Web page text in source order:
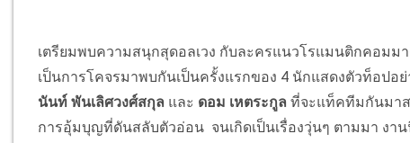
เตรียมพบความสนุกสุดอลเวง กับละครแนวโรแมนติกคอมม
เป็นการโคจรมาพบกันเป็นครั้งแรกของ 4 นักแสดงตัวท็อปอย่
นันท์ พันเลิศวงศ์สกุล และ ดอม เหตระกูลที่จะแท็คทีมกันมา
การอุ้มบุญที่ดันสลับตัวอ่อน จนเกิดเป็นเรื่องวุ่นๆ ตามมา ง